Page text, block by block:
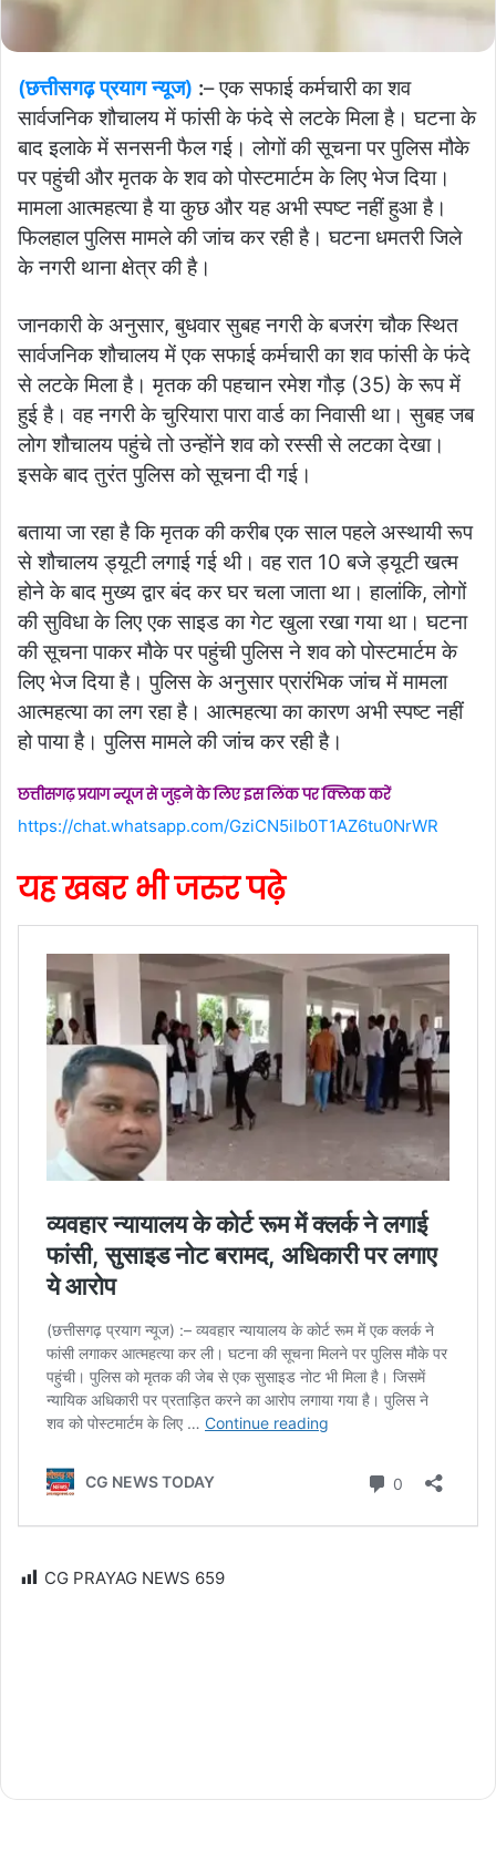
(छत्तीसगढ़ प्रयाग न्यूज) :– एक सफाई कर्मचारी का शव
सार्वजनिक शौचालय में फांसी के फंदे से लटके मिला है। घटना के
बाद इलाके में सनसनी फैल गई। लोगों की सूचना पर पुलिस मौके
पर पहुंची और मृतक के शव को पोस्टमार्टम के लिए भेज दिया।
मामला आत्महत्या है या कुछ और यह अभी स्पष्ट नहीं हुआ है।
फिलहाल पुलिस मामले की जांच कर रही है। घटना धमतरी जिले
के नगरी थाना क्षेत्र की है।
जानकारी के अनुसार, बुधवार सुबह नगरी के बजरंग चौक स्थित
सार्वजनिक शौचालय में एक सफाई कर्मचारी का शव फांसी के फंदे
से लटके मिला है। मृतक की पहचान रमेश गौड़ (35) के रूप में
हुई है। वह नगरी के चुरियारा पारा वार्ड का निवासी था। सुबह जब
लोग शौचालय पहुंचे तो उन्होंने शव को रस्सी से लटका देखा।
इसके बाद तुरंत पुलिस को सूचना दी गई।
बताया जा रहा है कि मृतक की करीब एक साल पहले अस्थायी रूप
से शौचालय ड्यूटी लगाई गई थी। वह रात 10 बजे ड्यूटी खत्म
होने के बाद मुख्य द्वार बंद कर घर चला जाता था। हालांकि, लोगों
की सुविधा के लिए एक साइड का गेट खुला रखा गया था। घटना
की सूचना पाकर मौके पर पहुंची पुलिस ने शव को पोस्टमार्टम के
लिए भेज दिया है। पुलिस के अनुसार प्रारंभिक जांच में मामला
आत्महत्या का लग रहा है। आत्महत्या का कारण अभी स्पष्ट नहीं
हो पाया है। पुलिस मामले की जांच कर रही है।
छत्तीसगढ़ प्रयाग न्यूज से जुड़ने के लिए इस लिंक पर क्लिक करें
https://chat.whatsapp.com/GziCN5iIb0T1AZ6tu0NrWR
यह खबर भी जरुर पढ़े
CG PRAYAG NEWS 659